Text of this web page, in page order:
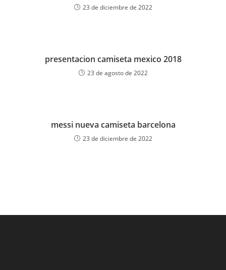
23 de diciembre de 2022
presentacion camiseta mexico 2018
23 de agosto de 2022
messi nueva camiseta barcelona
23 de diciembre de 2022